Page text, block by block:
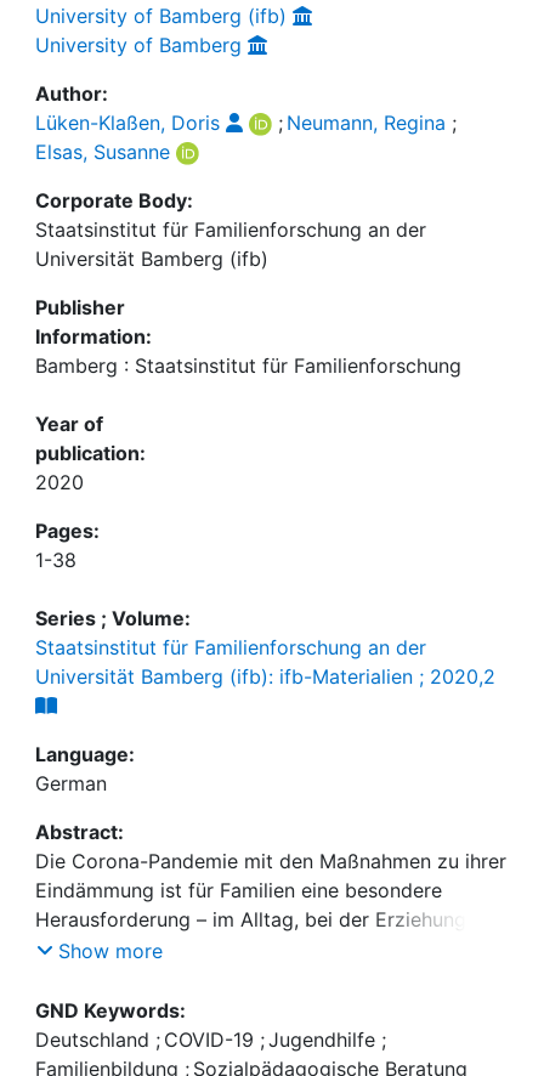
University of Bamberg (ifb)
University of Bamberg
Author:
Lüken-Klaßen, Doris
; Neumann, Regina ;
Elsas, Susanne
Corporate Body:
Staatsinstitut für Familienforschung an der
Universität Bamberg (ifb)
Publisher
Information:
Bamberg : Staatsinstitut für Familienforschung
Year of
publication:
2020
Pages:
1-38
Series ; Volume:
Staatsinstitut für Familienforschung an der
Universität Bamberg (ifb): ifb-Materialien ; 2020,2
Language:
German
Abstract:
Die Corona-Pandemie mit den Maßnahmen zu ihrer
Eindämmung ist für Familien eine besondere
Herausforderung – im Alltag, bei der Erziehung und
Betreuung von Kindern sowie bei der Vereinbarkeit
die Eltern unterstützend und beratend zur Seite
stehen, vor große Aufgaben. Das Projekt
"kontakt.los! Bildung und Beratung für Familien
Show more
GND Keywords:
Deutschland ; COVID-19 ;Jugendhilfe ;
Familienbildung ; Sozialpädagogische Beratung